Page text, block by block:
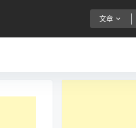
文章